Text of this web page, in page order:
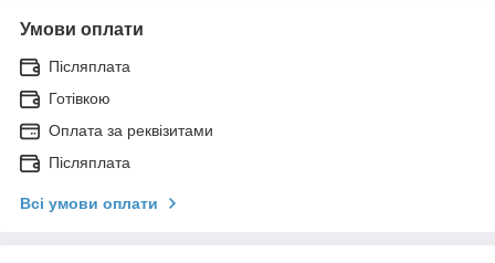
Умови оплати
Післяплата
Готівкою
Оплата за реквізитами
Післяплата
Всі умови оплати